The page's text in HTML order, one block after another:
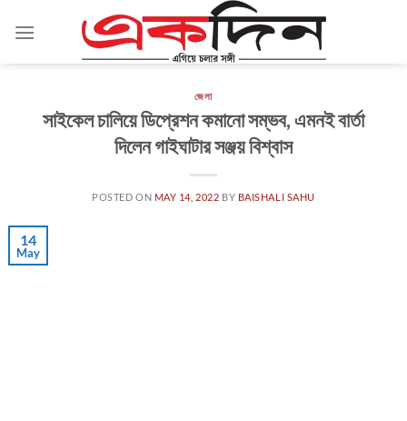
জেলা
সাইকেল চালিয়ে ডিপ্রেশন কমানো সম্ভব, এমনই বার্তা
দিলেন গাইঘাটার সঞ্জয় বিশ্বাস
POSTED ON MAY 14, 2022 BY BAISHALI SAHU
14
May